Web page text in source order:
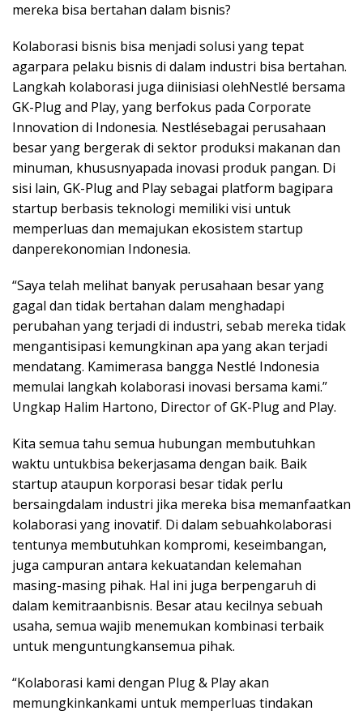
mereka bisa bertahan dalam bisnis?
Kolaborasi bisnis bisa menjadi solusi yang tepat
agarpara pelaku bisnis di dalam industri bisa bertahan.
Langkah kolaborasi juga diinisiasi olehNestlé bersama
GK-Plug and Play, yang berfokus pada Corporate
Innovation di Indonesia. Nestlésebagai perusahaan
besar yang bergerak di sektor produksi makanan dan
minuman, khususnyapada inovasi produk pangan. Di
sisi lain, GK-Plug and Play sebagai platform bagipara
startup berbasis teknologi memiliki visi untuk
memperluas dan memajukan ekosistem startup
danperekonomian Indonesia.
“Saya telah melihat banyak perusahaan besar yang
gagal dan tidak bertahan dalam menghadapi
perubahan yang terjadi di industri, sebab mereka tidak
mengantisipasi kemungkinan apa yang akan terjadi
mendatang. Kamimerasa bangga Nestlé Indonesia
memulai langkah kolaborasi inovasi bersama kami.”
Ungkap Halim Hartono, Director of GK-Plug and Play.
Kita semua tahu semua hubungan membutuhkan
waktu untukbisa bekerjasama dengan baik. Baik
startup ataupun korporasi besar tidak perlu
bersaingdalam industri jika mereka bisa memanfaatkan
kolaborasi yang inovatif. Di dalam sebuahkolaborasi
tentunya membutuhkan kompromi, keseimbangan,
juga campuran antara kekuatandan kelemahan
masing-masing pihak. Hal ini juga berpengaruh di
dalam kemitraanbisnis. Besar atau kecilnya sebuah
usaha, semua wajib menemukan kombinasi terbaik
untuk menguntungkansemua pihak.
“Kolaborasi kami dengan Plug & Play akan
memungkinkankami untuk memperluas tindakan